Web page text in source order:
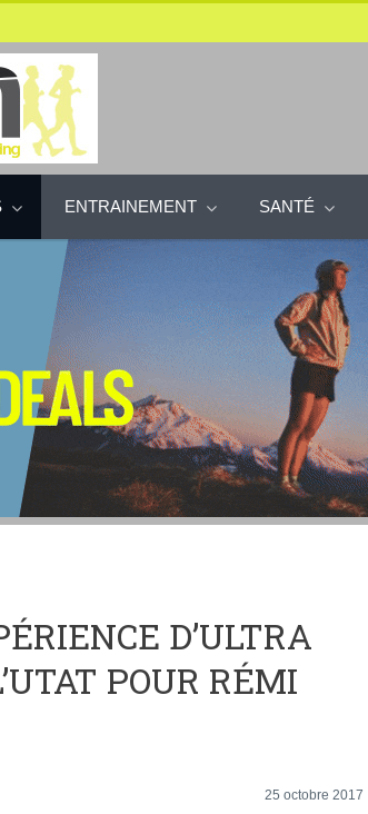
ENTRAINEMENT SANTÉ
D’ULTRA
POUR RÉMI
25 octobre 2017